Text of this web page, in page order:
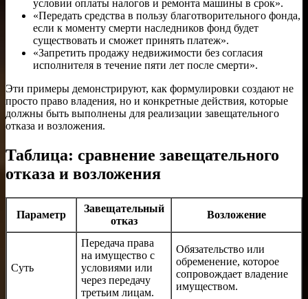
условии оплаты налогов и ремонта машины в срок».
«Передать средства в пользу благотворительного фонда,
если к моменту смерти наследников фонд будет
существовать и сможет принять платеж».
«Запретить продажу недвижимости без согласия
исполнителя в течение пяти лет после смерти».
Эти примеры демонстрируют, как формулировки создают не
просто право владения, но и конкретные действия, которые
должны быть выполнены для реализации завещательного
отказа и возложения.
Таблица: сравнение завещательного
отказа и возложения
Параметр
Завещательный
отказ
Возложение
Суть
Передача права
на имущество с
условиями или
через передачу
третьим лицам.
Обязательство или
обременение, которое
сопровождает владение
имуществом.